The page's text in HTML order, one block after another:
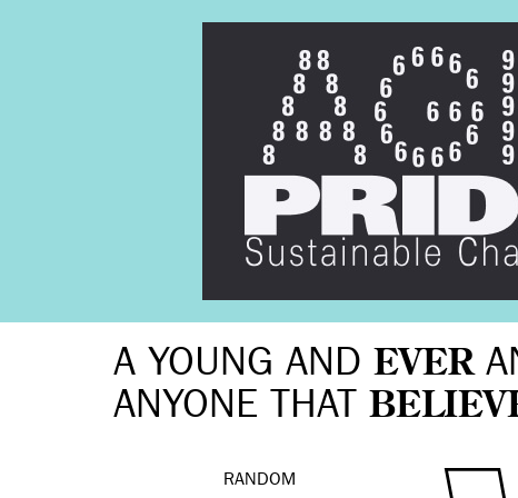
A YOUNG AND EVER
ANYONE THAT
RANDOM